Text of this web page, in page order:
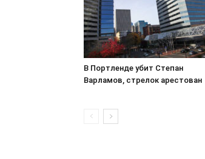
В Портленде убит Степан
Варламов, стрелок арестован